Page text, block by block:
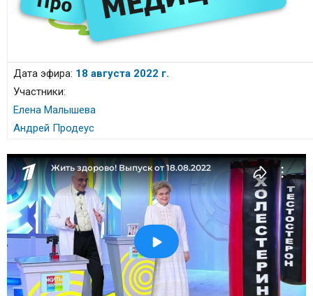
Дата эфира: 18 августа 2022 г.
Участники:
Елена Малышева
Андрей Продеус